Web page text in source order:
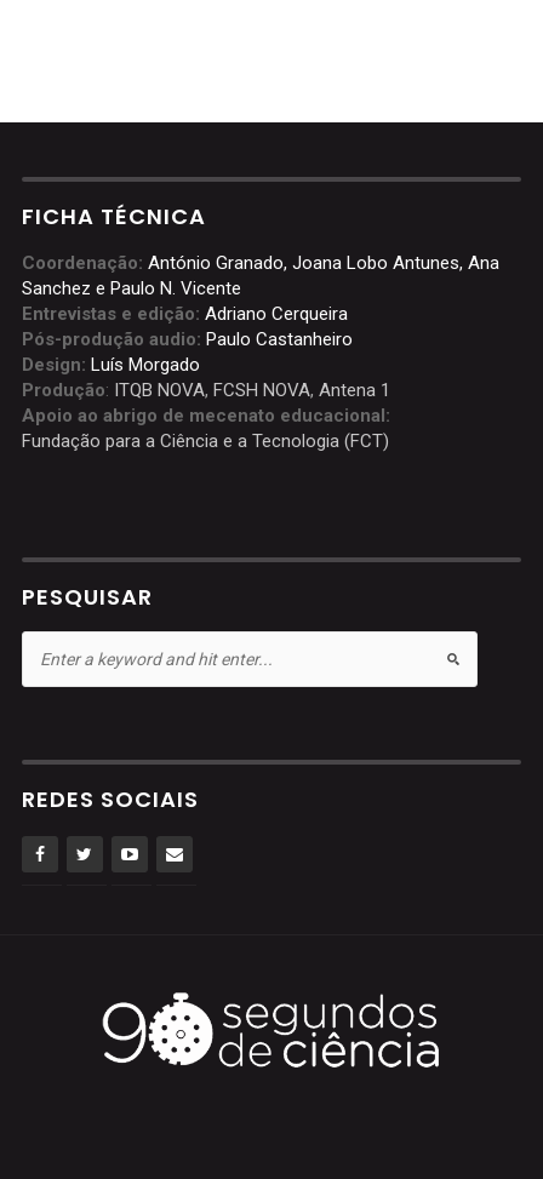
FICHA TÉCNICA
Coordenação: António Granado, Joana Lobo Antunes, Ana
Sanchez e Paulo N. Vicente
Entrevistas e edição: Adriano Cerqueira
Pós-produção audio: Paulo Castanheiro
Design: Luís Morgado
Produção: ITQB NOVA, FCSH NOVA, Antena 1
Apoio ao abrigo de mecenato educacional:
Fundação para a Ciência e a Tecnologia (FCT)
PESQUISAR
REDES SOCIAIS